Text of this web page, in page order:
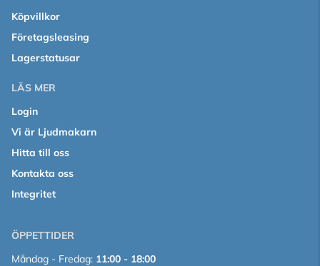
Köpvillkor
Företagsleasing
Lagerstatusar
LÄS MER
Login
Vi är Ljudmakarn
Hitta till oss
Kontakta oss
Integritet
ÖPPETTIDER
Måndag - Fredag: 11:00 - 18:00